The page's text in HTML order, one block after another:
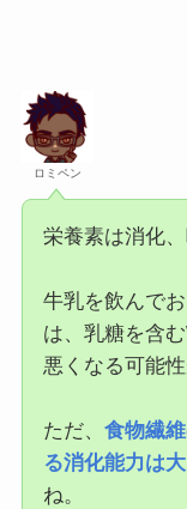
ロミペン
栄養素は消化
牛乳を飲んで
は、乳糖を含
悪くなる可能性
ただ、 食物繊
る消化能力は
ね。